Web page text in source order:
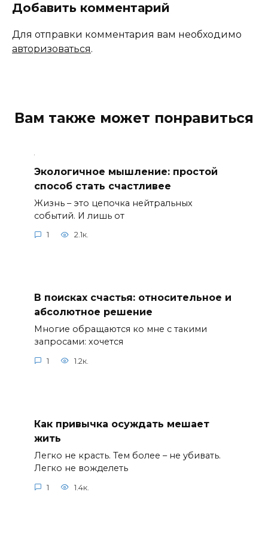
Добавить комментарий
Для отправки комментария вам необходимо
авторизоваться.
Вам также может понравиться
Экологичное мышление: простой
способ стать счастливее
Жизнь – это цепочка нейтральных
событий. И лишь от
1 2.1к.
В поисках счастья: относительное и
абсолютное решение
Многие обращаются ко мне с такими
запросами: хочется
1 1.2к.
Как привычка осуждать мешает
жить
Легко не красть. Тем более – не убивать.
Легко не вожделеть
1 1.4к.